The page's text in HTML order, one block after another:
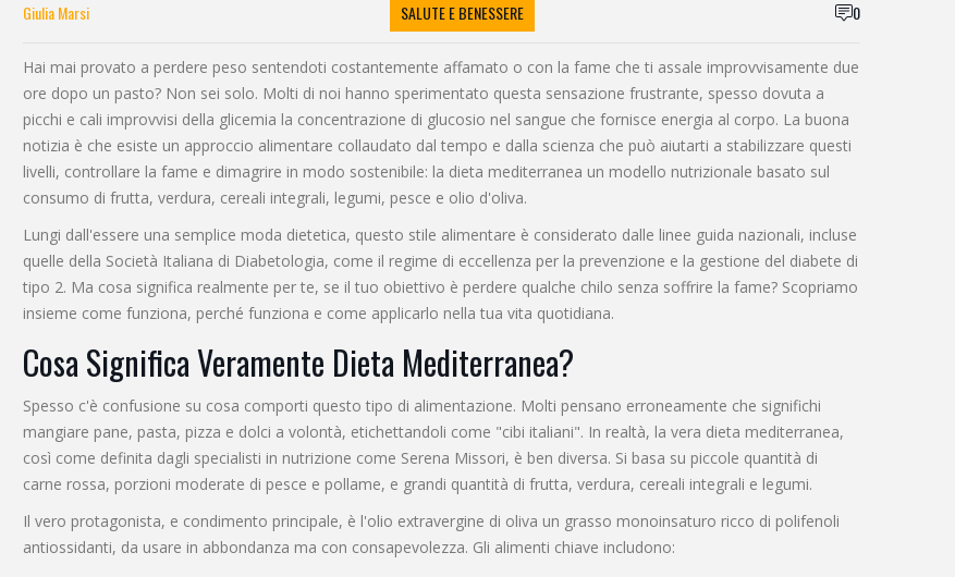
Giulia Marsi SALUTE E BENESSERE 0
Hai mai provato a perdere peso sentendoti costantemente affamato o con la fame che ti assale improvvisamente due
ore dopo un pasto? Non sei solo. Molti di noi hanno sperimentato questa sensazione frustrante, spesso dovuta a
picchi e cali improvvisi della glicemia la concentrazione di glucosio nel sangue che fornisce energia al corpo. La buona
notizia è che esiste un approccio alimentare collaudato dal tempo e dalla scienza che può aiutarti a stabilizzare questi
livelli, controllare la fame e dimagrire in modo sostenibile: la dieta mediterranea un modello nutrizionale basato sul
consumo di frutta, verdura, cereali integrali, legumi, pesce e olio d'oliva.
Lungi dall'essere una semplice moda dietetica, questo stile alimentare è considerato dalle linee guida nazionali, incluse
quelle della Società Italiana di Diabetologia, come il regime di eccellenza per la prevenzione e la gestione del diabete di
tipo 2. Ma cosa significa realmente per te, se il tuo obiettivo è perdere qualche chilo senza soffrire la fame? Scopriamo
insieme come funziona, perché funziona e come applicarlo nella tua vita quotidiana.
Cosa Significa Veramente Dieta Mediterranea?
Spesso c'è confusione su cosa comporti questo tipo di alimentazione. Molti pensano erroneamente che significhi
mangiare pane, pasta, pizza e dolci a volontà, etichettandoli come "cibi italiani". In realtà, la vera dieta mediterranea,
così come definita dagli specialisti in nutrizione come Serena Missori, è ben diversa. Si basa su piccole quantità di
carne rossa, porzioni moderate di pesce e pollame, e grandi quantità di frutta, verdura, cereali integrali e legumi.
Il vero protagonista, e condimento principale, è l'olio extravergine di oliva un grasso monoinsaturo ricco di polifenoli
antiossidanti, da usare in abbondanza ma con consapevolezza. Gli alimenti chiave includono: